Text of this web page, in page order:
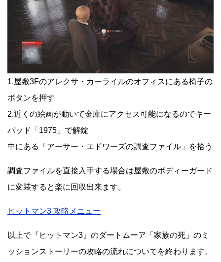
1.屋敷3Fのアレクサ・カーライルのオフィスにある椅子の
ボタンを押す
2.近くの絵画が動いて金庫にアクセス可能になるのでキー
パッド「1975」で解錠
中にある「アーサー・エドワーズの調査ファイル」を拾う
調査ファイルを直接入手する場合は屋敷のボディーガード
に変装すると楽に回収出来ます。
ヒットマン3 攻略メニュー
以上で『ヒットマン3』のダートムーア「家族の死」のミ
ッションストーリーの攻略の流れについてを終わります。